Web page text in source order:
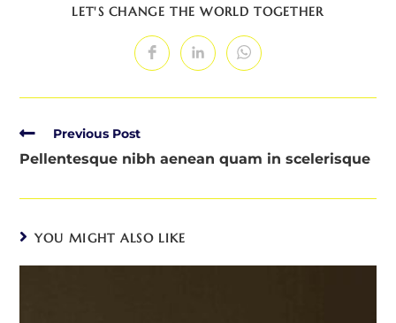
LET'S CHANGE THE WORLD TOGETHER
Opens
in
new
Opens
in
new
Opens
in
new
Read
articles
Previous Post
Pellentesque nibh aenean quam in scelerisque
YOU MIGHT ALSO LIKE